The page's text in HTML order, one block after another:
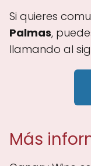
Si quieres
Palmas,
llamando al
Más